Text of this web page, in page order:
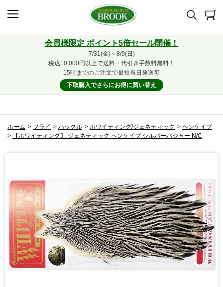
会員様限定 ポイント5倍セール開催！
7/31(金)～8/9(日)
税込10,000円以上で送料・代引き手数料無料！
15時までのご注文で最短当日発送可
下取購入でさらにお得に買い替え
ホーム > フライ > ハックル > ホワイティング/ジェネティック > ヘンケイプ
>
【ホワイティング】 ジェネティック ヘンケイプ シルバーバジャー N/C